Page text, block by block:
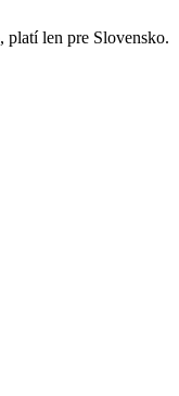
platí len pre Slovensko.